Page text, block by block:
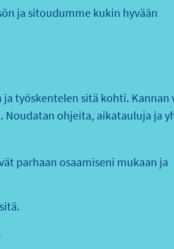
ja sitoudumme kukin hyvään
työskentelen sitä kohti. Kannan
ohjeita, aikatauluja ja
parhaan osaamiseni mukaan ja